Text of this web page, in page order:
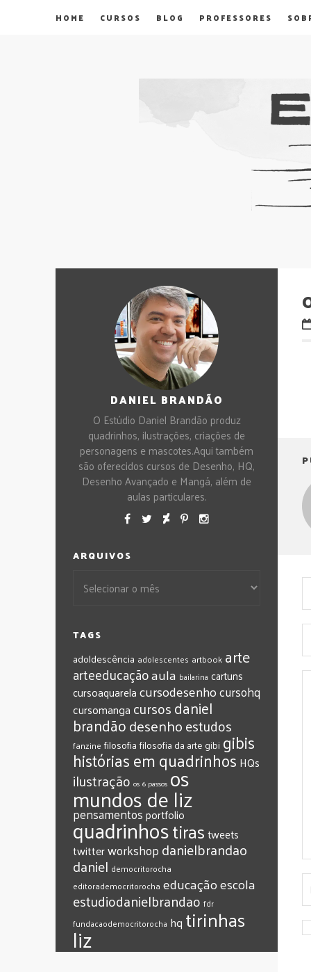
HOME CURSOS BLOG PROFESSORES
DANIEL BRANDÃO
O Estúdio Daniel Brandão produz
quadrinhos, ilustrações, criações de
personagens e mascotes.Aqui também
são oferecidos cursos de Desenho, HQ,
Desenho Avançado e Mangá, além de
aulas particulares.
ARQUIVOS
TAGS
adoldescência adolescentes artbook arte
arteeducaçãoaula bailarina cartuns
cursoaquarelacursodesenhocursohq
cursomanga cursosdaniel
brandãodesenhoestudos
fanzine filosofia filosofia da arte gibi gibis
histórias em quadrinhos HQs
ilustração os 6 passos os
mundos de liz
pensamentosportfolio
quadrinhostirastweets
twitterworkshop‎danielbrandao‬
‎daniel‬ ‎democritorocha
‎editorademocritorocha ‎educação‎escola
‎estudiodanielbrandao ‎fdr
‎fundacaodemocritorocha ‎hq ‎tirinhas
‪‎liz